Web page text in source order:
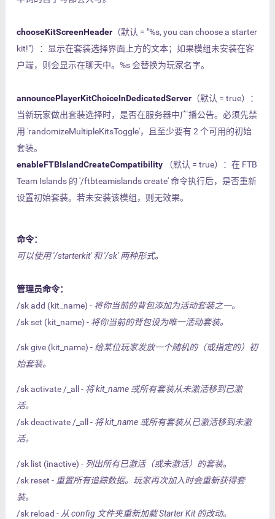
chooseKitScreenHeader （默认 = "%s, you can choose a starter
kit!"）：显示在套装选择界面上方的文本；如果模组未安装在客
户端，则会显示在聊天中。%s 会替换为玩家名字。
announcePlayerKitChoiceInDedicatedServer （默认 = true）：
当新玩家做出套装选择时，是否在服务器中广播公告。必须先禁
用 'randomizeMultipleKitsToggle'，且至少要有 2 个可用的初始
套装。
enableFTBIslandCreateCompatibility （默认 = true）：在 FTB
Team Islands 的 '/ftbteamislands create' 命令执行后，是否重新
设置初始套装。若未安装该模组，则无效果。
命令：
可以使用 '/starterkit' 和 '/sk' 两种形式。
管理员命令：
/sk add (kit_name) - 将你当前的背包添加为活动套装之一。
/sk set (kit_name) - 将你当前的背包设为唯一活动套装。
/sk give (kit_name) - 给某位玩家发放一个随机的（或指定的）初
始套装。
/sk activate /_all - 将 kit_name 或所有套装从未激活移到已激
活。
/sk deactivate /_all - 将 kit_name 或所有套装从已激活移到未激
活。
/sk list (inactive) - 列出所有已激活（或未激活）的套装。
/sk reset - 重置所有追踪数据。玩家再次加入时会重新获得套
装。
/sk reload - 从 config 文件夹重新加载 Starter Kit 的改动。